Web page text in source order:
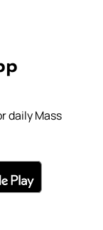
daily Mass